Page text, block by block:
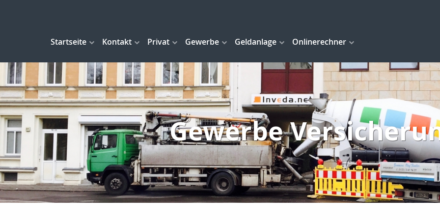
Startseite Kontakt Privat Gewerbe Geldanlage Onlinerechner
Gewerbe